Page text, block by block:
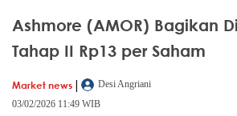
Ashmore (AMOR) Bagikan
Tahap II Rp13 per Saham
Market news |
Desi Angriani
03/02/2026 11:49 WIB